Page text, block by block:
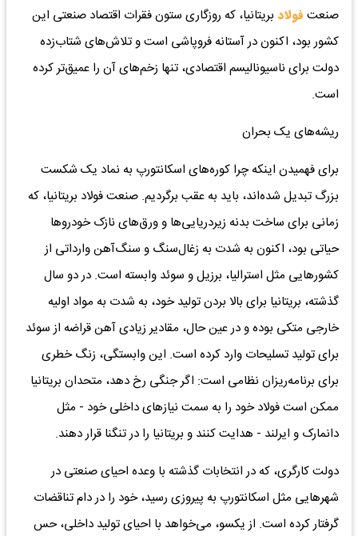
صنعت فولاد بریتانیا، که روزگاری ستون فقرات اقتصاد صنعتی این
کشور بود، اکنون در آستانه فروپاشی است و تلاش‌های شتاب‌زده
دولت برای ناسیونالیسم اقتصادی، تنها زخم‌های آن را عمیق‌تر کرده
است.
ریشه‌های یک بحران
برای فهمیدن اینکه چرا کوره‌های اسکانتورپ به نماد یک شکست
بزرگ تبدیل شده‌اند، باید به عقب برگردیم. صنعت فولاد بریتانیا، که
زمانی برای ساخت بدنه زیردریایی‌ها و ورق‌های نازک خودروها
حیاتی بود، اکنون به شدت به زغال‌سنگ و سنگ‌آهن وارداتی از
کشورهایی مثل استرالیا، برزیل و سوئد وابسته است. در دو سال
گذشته، بریتانیا برای بالا بردن تولید خود، به شدت به مواد اولیه
خارجی متکی بوده و در عین حال، مقادیر زیادی آهن قراضه از سوئد
برای تولید تسلیحات وارد کرده است. این وابستگی، زنگ خطری
برای برنامه‌ریزان نظامی است: اگر جنگی رخ دهد، متحدان بریتانیا
ممکن است فولاد خود را به سمت نیازهای داخلی خود - مثل
دانمارک و ایرلند - هدایت کنند و بریتانیا را در تنگنا قرار دهند.
دولت کارگری، که در انتخابات گذشته با وعده احیای صنعتی در
شهرهایی مثل اسکانتورپ به پیروزی رسید، خود را در دام تناقضات
گرفتار کرده است. از یکسو، می‌خواهد با احیای تولید داخلی، حس